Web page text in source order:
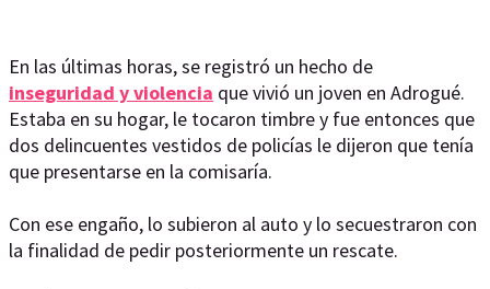
En las últimas horas, se registró un hecho de
inseguridad y violencia que vivió un joven en Adrogué.
Estaba en su hogar, le tocaron timbre y fue entonces que
dos delincuentes vestidos de policías le dijeron que tenía
que presentarse en la comisaría.
Con ese engaño, lo subieron al auto y lo secuestraron con
la finalidad de pedir posteriormente un rescate.